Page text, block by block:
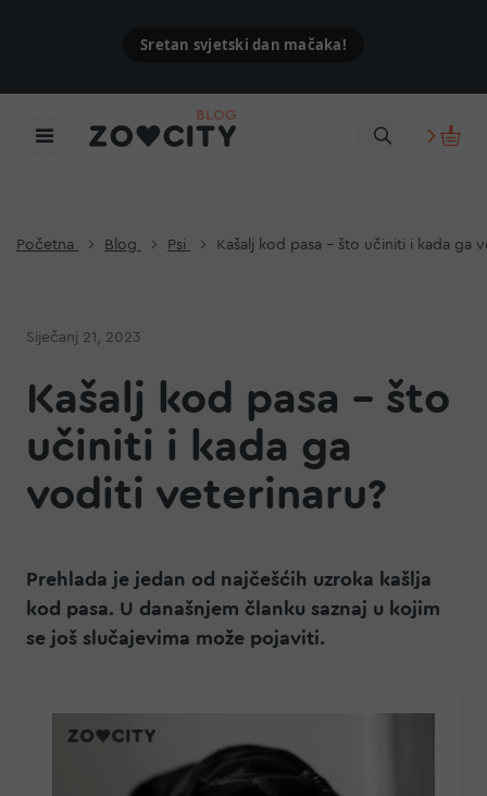
Sretan svjetski dan mačaka!
Početna Blog Psi Kašalj kod pasa - što učiniti i kada ga
Siječanj 21, 2023
Kašalj kod pasa - što
učiniti i kada ga
voditi veterinaru?
Prehlada je jedan od najčešćih uzroka kašlja
kod pasa. U današnjem članku saznaj u kojim
se još slučajevima može pojaviti.